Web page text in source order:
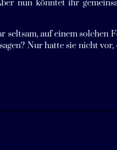
nun könntet ihr
auf einem solchen
Nur hatte sie nicht